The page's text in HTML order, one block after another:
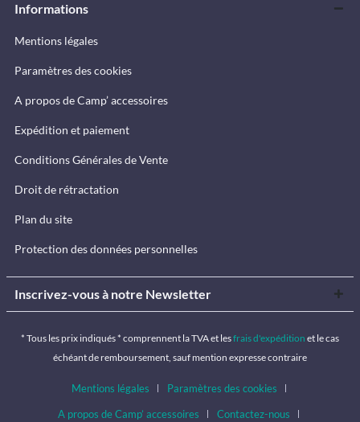
Informations
Mentions légales
Paramètres des cookies
A propos de Camp’ accessoires
Expédition et paiement
Conditions Générales de Vente
Droit de rétractation
Plan du site
Protection des données personnelles
Inscrivez-vous à notre Newsletter
* Tous les prix indiqués * comprennent la TVA et lesfrais d'expédition et le cas
échéant de remboursement, sauf mention expresse contraire
Mentions légales
Paramètres des cookies
A propos de Camp’ accessoires
Contactez-nous